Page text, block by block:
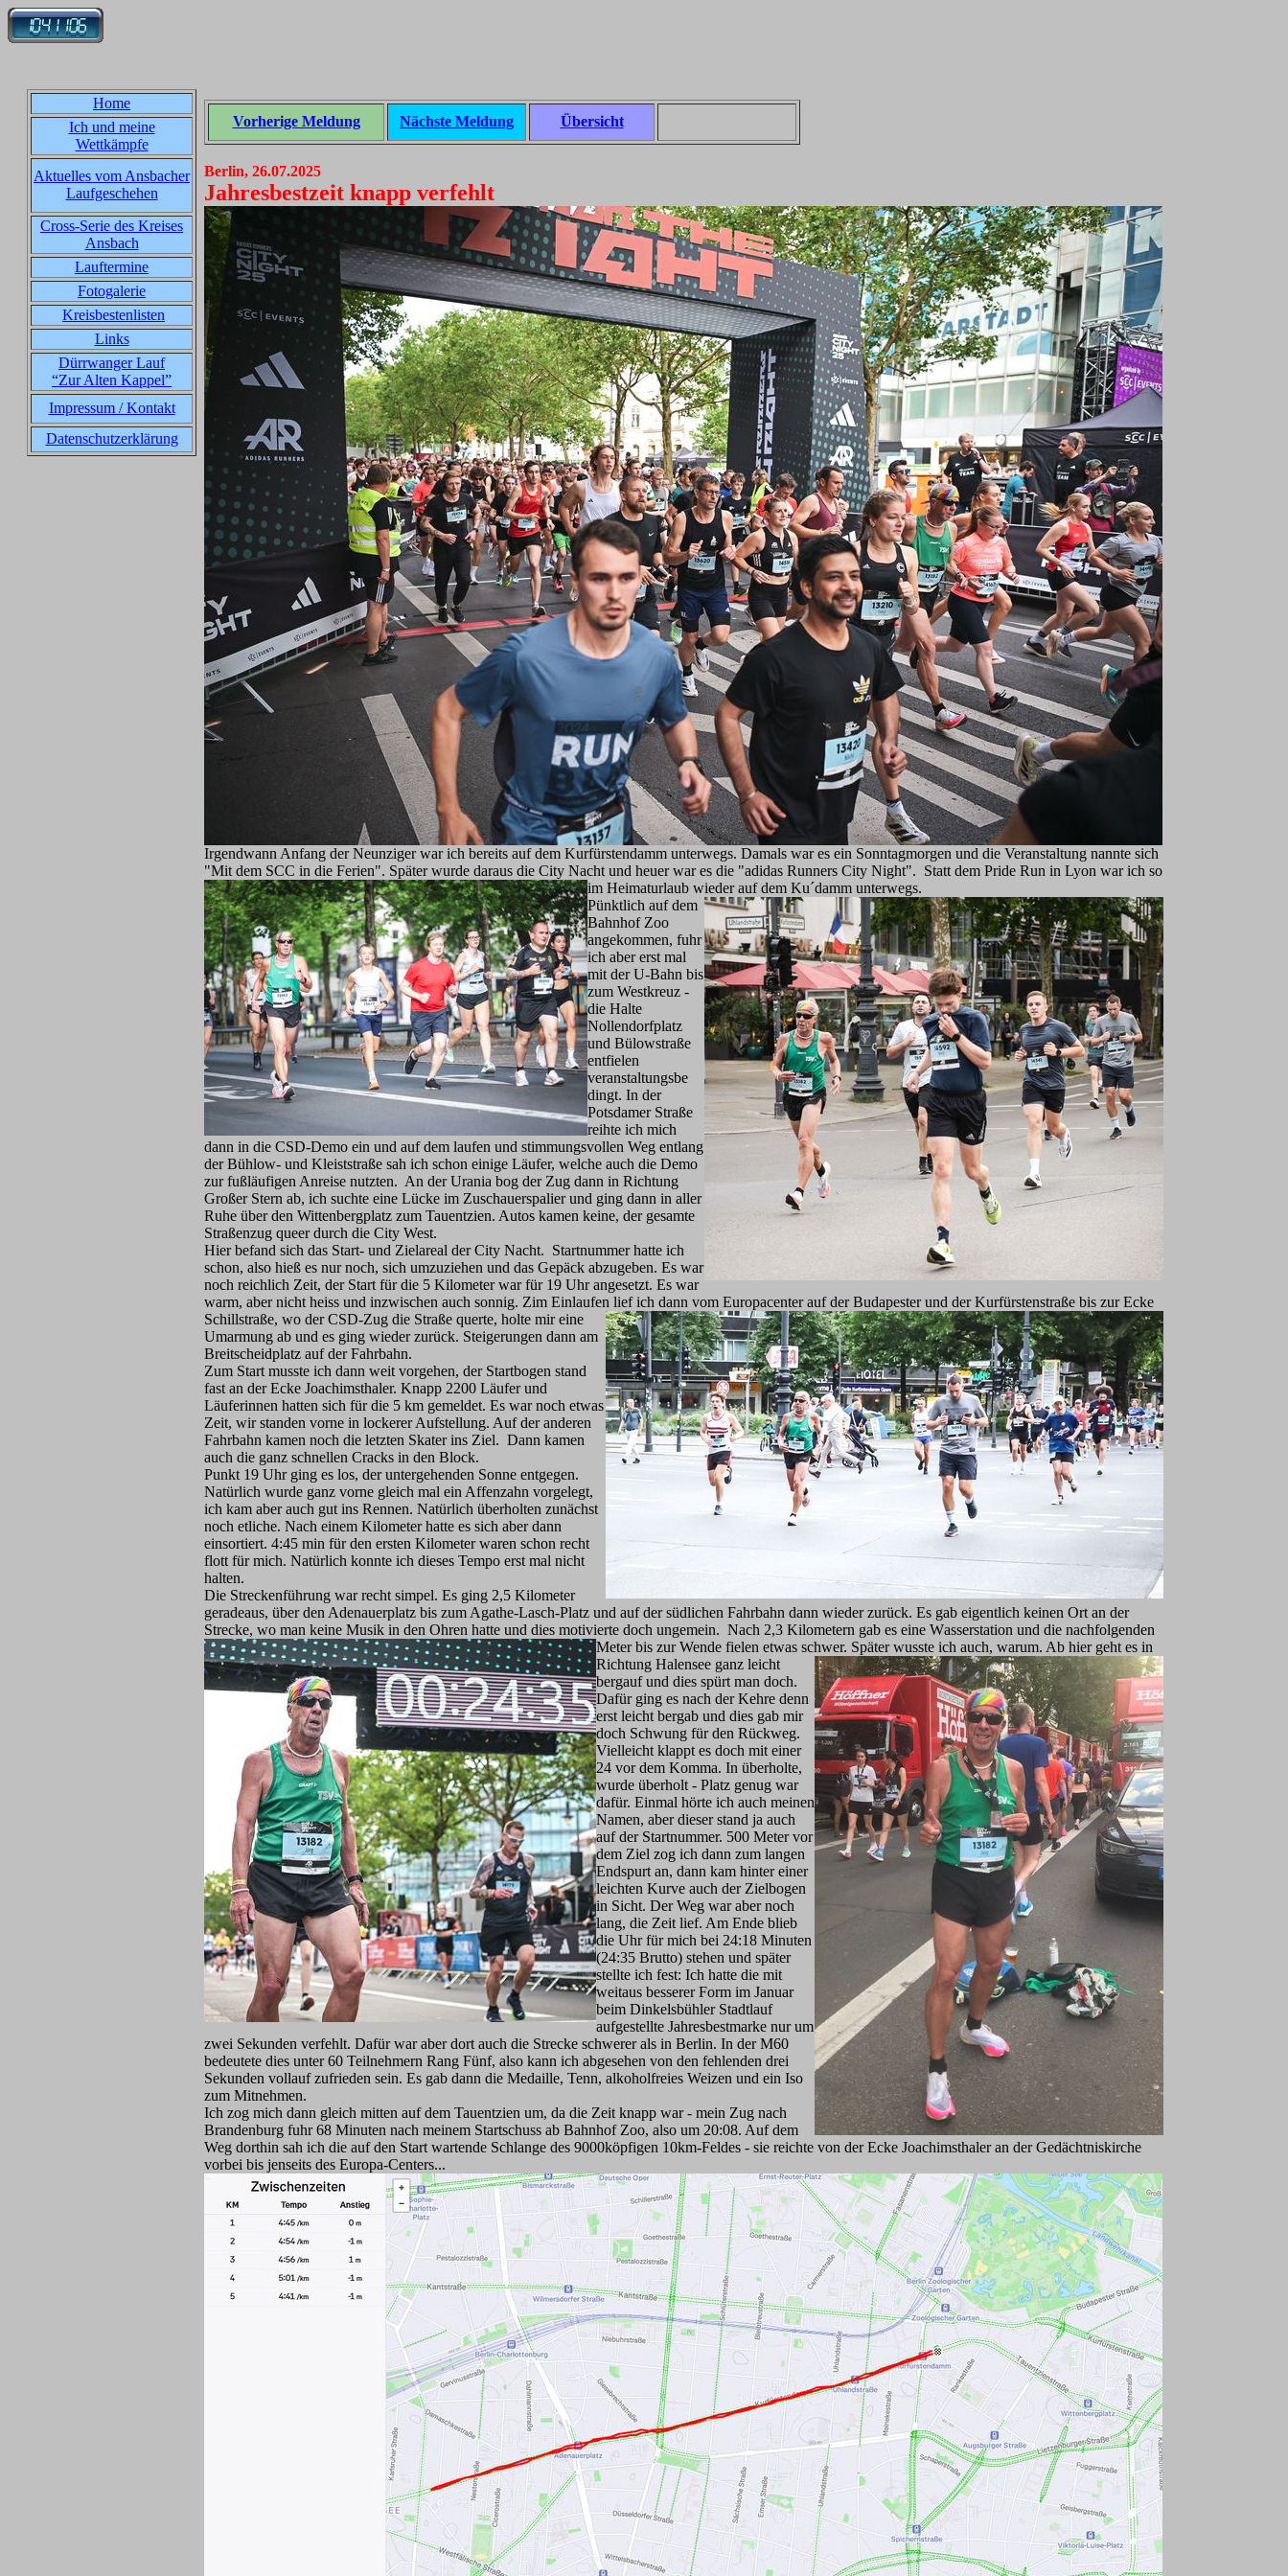
Home
Ich und meine
Wettkämpfe
Aktuelles vom Ansbacher
Laufgeschehen
Cross-Serie des Kreises
Ansbach
Lauftermine
Fotogalerie
Kreisbestenlisten
Links
Dürrwanger Lauf
“Zur Alten Kappel”
Impressum / Kontakt
Datenschutzerklärung
Vorherige Meldung Nächste Meldung Übersicht
Berlin, 26.07.2025
Jahresbestzeit knapp verfehlt
Irgendwann Anfang der Neunziger war ich bereits auf dem Kurfürstendamm unterwegs. Damals war es ein Sonntagmorgen und die Veranstaltung nannte sich
"Mit dem SCC in die Ferien". Später wurde daraus die City Nacht und heuer war es die "adidas Runners City Night". Statt dem Pride Run in Lyon war ich so
im Heimaturlaub wieder auf dem Ku´damm unterwegs.
Pünktlich auf dem
Bahnhof Zoo
angekommen, fuhr
ich aber erst mal
mit der U-Bahn bis
zum Westkreuz -
die Halte
Nollendorfplatz
und Bülowstraße
entfielen
veranstaltungsbe
dingt. In der
Potsdamer Straße
reihte ich mich
dann in die CSD-Demo ein und auf dem laufen und stimmungsvollen Weg entlang
der Bühlow- und Kleiststraße sah ich schon einige Läufer, welche auch die Demo
zur fußläufigen Anreise nutzten. An der Urania bog der Zug dann in Richtung
Großer Stern ab, ich suchte eine Lücke im Zuschauerspalier und ging dann in aller
Ruhe über den Wittenbergplatz zum Tauentzien. Autos kamen keine, der gesamte
Straßenzug queer durch die City West.
Hier befand sich das Start- und Zielareal der City Nacht. Startnummer hatte ich
schon, also hieß es nur noch, sich umzuziehen und das Gepäck abzugeben. Es war
noch reichlich Zeit, der Start für die 5 Kilometer war für 19 Uhr angesetzt. Es war
warm, aber nicht heiss und inzwischen auch sonnig. Zim Einlaufen lief ich dann vom Europacenter auf der Budapester und der Kurfürstenstraße bis zur Ecke
Schillstraße, wo der CSD-Zug die Straße querte, holte mir eine
Umarmung ab und es ging wieder zurück. Steigerungen dann am
Breitscheidplatz auf der Fahrbahn.
Zum Start musste ich dann weit vorgehen, der Startbogen stand
fast an der Ecke Joachimsthaler. Knapp 2200 Läufer und
Läuferinnen hatten sich für die 5 km gemeldet. Es war noch etwas
Zeit, wir standen vorne in lockerer Aufstellung. Auf der anderen
Fahrbahn kamen noch die letzten Skater ins Ziel. Dann kamen
auch die ganz schnellen Cracks in den Block.
Punkt 19 Uhr ging es los, der untergehenden Sonne entgegen.
Natürlich wurde ganz vorne gleich mal ein Affenzahn vorgelegt,
ich kam aber auch gut ins Rennen. Natürlich überholten zunächst
noch etliche. Nach einem Kilometer hatte es sich aber dann
einsortiert. 4:45 min für den ersten Kilometer waren schon recht
flott für mich. Natürlich konnte ich dieses Tempo erst mal nicht
halten.
Die Streckenführung war recht simpel. Es ging 2,5 Kilometer
geradeaus, über den Adenauerplatz bis zum Agathe-Lasch-Platz und auf der südlichen Fahrbahn dann wieder zurück. Es gab eigentlich keinen Ort an der
Strecke, wo man keine Musik in den Ohren hatte und dies motivierte doch ungemein. Nach 2,3 Kilometern gab es eine Wasserstation und die nachfolgenden
Meter bis zur Wende fielen etwas schwer. Später wusste ich auch, warum. Ab hier geht es in
Richtung Halensee ganz leicht
bergauf und dies spürt man doch.
Dafür ging es nach der Kehre denn
erst leicht bergab und dies gab mir
doch Schwung für den Rückweg.
Vielleicht klappt es doch mit einer
24 vor dem Komma. In überholte,
wurde überholt - Platz genug war
dafür. Einmal hörte ich auch meinen
Namen, aber dieser stand ja auch
auf der Startnummer. 500 Meter vor
dem Ziel zog ich dann zum langen
Endspurt an, dann kam hinter einer
leichten Kurve auch der Zielbogen
in Sicht. Der Weg war aber noch
lang, die Zeit lief. Am Ende blieb
die Uhr für mich bei 24:18 Minuten
(24:35 Brutto) stehen und später
stellte ich fest: Ich hatte die mit
weitaus besserer Form im Januar
beim Dinkelsbühler Stadtlauf
aufgestellte Jahresbestmarke nur um
zwei Sekunden verfehlt. Dafür war aber dort auch die Strecke schwerer als in Berlin. In der M60
bedeutete dies unter 60 Teilnehmern Rang Fünf, also kann ich abgesehen von den fehlenden drei
Sekunden vollauf zufrieden sein. Es gab dann die Medaille, Tenn, alkoholfreies Weizen und ein Iso
zum Mitnehmen.
Ich zog mich dann gleich mitten auf dem Tauentzien um, da die Zeit knapp war - mein Zug nach
Brandenburg fuhr 68 Minuten nach meinem Startschuss ab Bahnhof Zoo, also um 20:08. Auf dem
Weg dorthin sah ich die auf den Start wartende Schlange des 9000köpfigen 10km-Feldes - sie reichte von der Ecke Joachimsthaler an der Gedächtniskirche
vorbei bis jenseits des Europa-Centers...